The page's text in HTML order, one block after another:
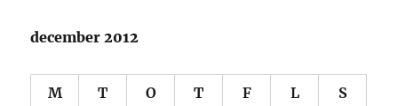
december 2012
M T O T F L S